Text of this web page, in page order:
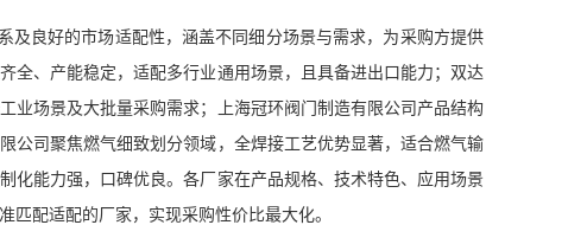
良好的市场适配性，涵盖不同细分场景与需求，为采购方提供
全、产能稳定，适配多行业通用场景，且具备进出口能力；双达
业场景及大批量采购需求；上海冠环阀门制造有限公司产品结构
公司聚焦燃气细致划分领域，全焊接工艺优势显著，适合燃气输
化能力强，口碑优良。各厂家在产品规格、技术特色、应用场景
匹配适配的厂家，实现采购性价比最大化。